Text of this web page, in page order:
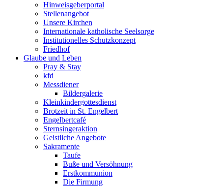
Hinweisgeberportal
Stellenangebot
Unsere Kirchen
Internationale katholische Seelsorge
Institutionelles Schutzkonzept
Friedhof
Glaube und Leben
Pray & Stay
kfd
Messdiener
Bildergalerie
Kleinkindergottesdienst
Brotzeit in St. Engelbert
Engelbertcafé
Sternsingeraktion
Geistliche Angebote
Sakramente
Taufe
Buße und Versöhnung
Erstkommunion
Die Firmung